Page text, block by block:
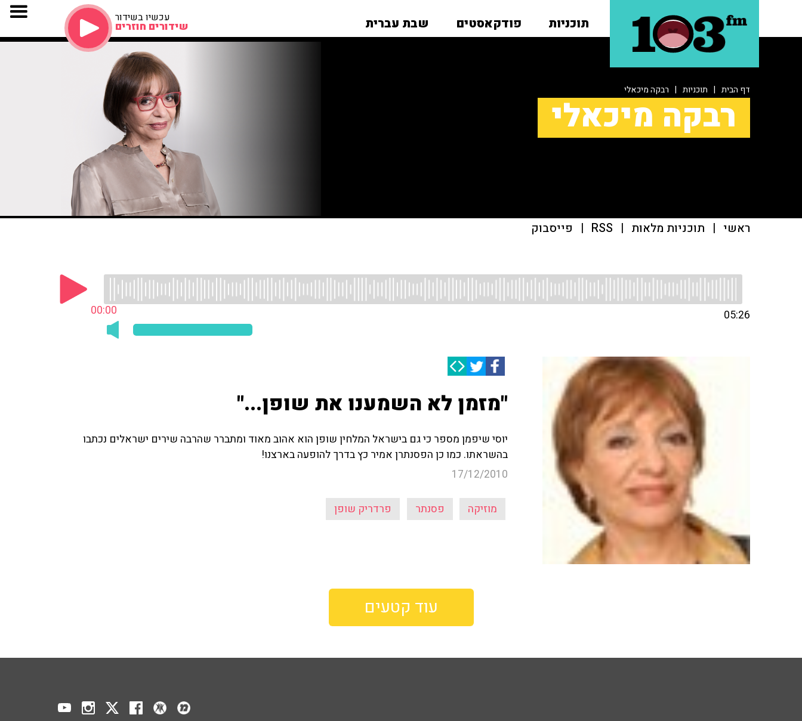
תוכניות פודקאסטים שבת עברית עכשיו בשידור
שידורים חוזרים
דף הבית | תוכניות | רבקה מיכאלי
רבקה מיכאלי
ראשי | תוכניות מלאות |
RSS
| פייסבוק
00:00 05:26
"מזמן לא השמענו את שופן..."
יוסי שיפמן מספר כי גם בישראל המלחין שופן הוא אהוב מאוד ומתברר שהרבה שירים ישראלים נכתבו
בהשראתו. כמו כן הפסנתרן אמיר כץ בדרך להופעה בארצנו!
17/12/2010
מוזיקה פסנתר פרדריק שופן
עוד קטעים